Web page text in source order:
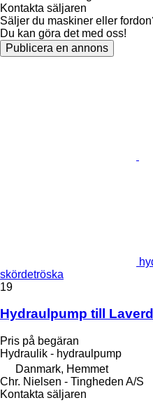
Kontakta säljaren
Säljer du maskiner eller
Du kan göra det med oss!
Publicera en annons
skördetröska
19
Hydraulpump till
Pris på begäran
Hydraulik - hydraulpump
Danmark, Hemmet
Chr. Nielsen - Tingheden A/S
Kontakta säljaren